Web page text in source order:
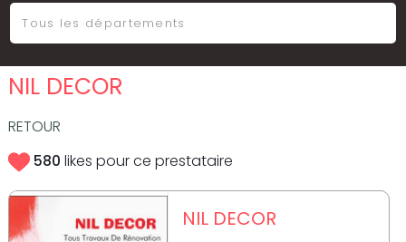
NIL DECOR
RETOUR
580 likes pour ce prestataire
NIL DECOR